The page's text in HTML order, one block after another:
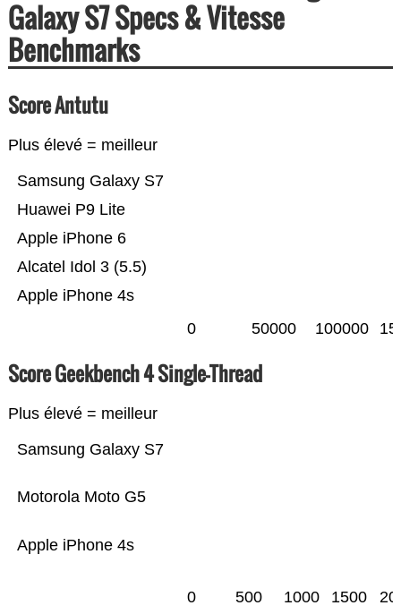
Galaxy S7 Specs & Vitesse
Benchmarks
Score Antutu
Plus élevé = meilleur
Apple iPhone 4s
Alcatel Idol 3 (5.5)
Apple iPhone 6
Huawei P9 Lite
Samsung Galaxy S7
0 50000 100000
Score Geekbench 4 Single-Thread
Plus élevé = meilleur
Apple iPhone 4s
Motorola Moto G5
Samsung Galaxy S7
0 500 1000 1500